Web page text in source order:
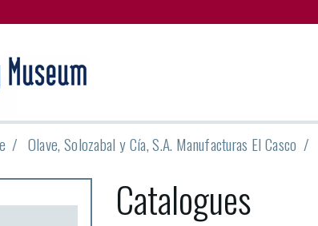
Olave, Solozabal y Cía, S.A. Manufacturas El Casco
Catalogues